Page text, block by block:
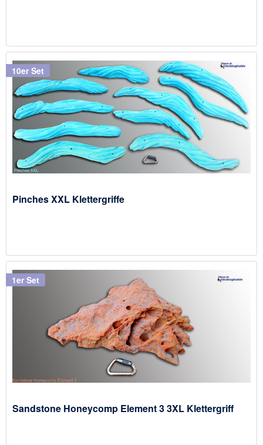
10er Set
Pinches XXL Klettergriffe
1er Set
Sandstone Honeycomp Element 3 3XL Klettergriff